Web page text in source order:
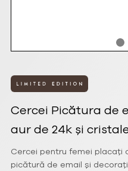
Cercei Picătura de
aur de 24k și
Cercei pentru femei placați
picătură de email și